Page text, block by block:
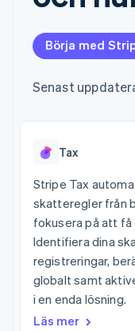
Accelererad
Financial
Länkade
Product
Se vad som
Radar
Atlas
Bolagsbildning
Climate
AI-
Börja med
Senast
Tax
Stripe Tax
skatteregler från
fokusera på att
Identifiera dina
registreringar,
globalt samt
i en enda lösning.
Läs mer